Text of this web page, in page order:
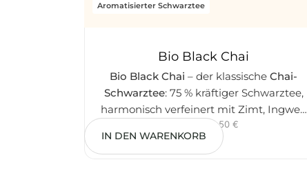
Aromatisierter Schwarztee
Bio Black Chai
Bio Black Chai – der klassischeChai-
Schwarztee: 75 % kräftiger Schwarztee,
harmonisch verfeinert mit Zimt, Ingwer,
Kardamom, Nelken, süßem Fenchel,
Pfeffer und Süßholzwurzel. Alle Zutaten
34,50€
IN DEN WARENKORB